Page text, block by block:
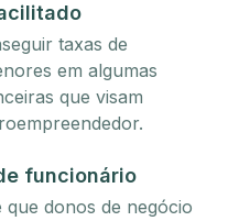
taxas de
em algumas
que visam
funcionário
que donos de negócio